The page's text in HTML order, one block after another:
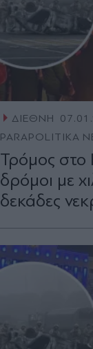
ΔΙΕΘΝΗ
PARAPOLITIKA
Τρόμος στο
δρόμοι με
δεκάδες